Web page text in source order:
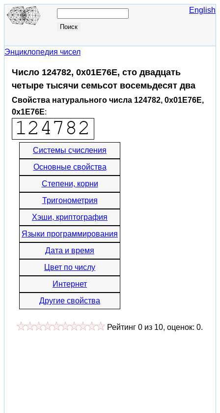
English
Энциклопедия чисел
Число 124782, 0x01E76E, сто двадцать
четыре тысячи семьсот восемьдесят два
Свойства натурального числа 124782, 0x01E76E,
0x1E76E:
Системы счисления
Основные свойства
Степени, корни
Тригонометрия
Хэши, криптография
Языки программирования
Дата и время
Цвет по числу
Интернет
Другие свойства
Рейтинг 0 из 10, оценок: 0.